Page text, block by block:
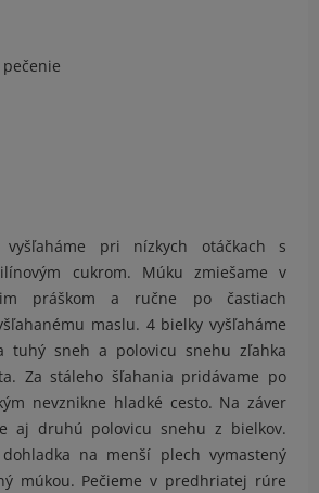
vyšľaháme pri nízkych otáčkach s
cukrom. Múku zmiešame v
práškom a ručne po častiach
maslu. 4 bielky vyšľaháme
tuhý sneh a polovicu snehu zľahka
Za stáleho šľahania pridávame po
nevznikne hladké cesto. Na záver
aj druhú polovicu snehu z bielkov.
na menší plech vymastený
múkou. Pečieme v predhriatej rúre